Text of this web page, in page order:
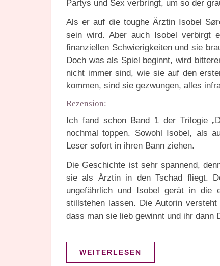
Partys und Sex verbringt, um so der
Als er auf die toughe Ärztin Isobel
sein wird. Aber auch Isobel verbirgt
finanziellen Schwierigkeiten und sie
Doch was als Spiel beginnt, wird
nicht immer sind, wie sie auf den
kommen, sind sie gezwungen, alles
Rezension:
Ich fand schon Band 1 der Trilogie
nochmal toppen. Sowohl Isobel, als
Leser sofort in ihren Bann ziehen.
Die Geschichte ist sehr spannend,
sie als Ärztin in den Tschad fliegt.
ungefährlich und Isobel gerät in die
stillstehen lassen. Die Autorin
dass man sie lieb gewinnt und ihr dann
WEITERLESEN